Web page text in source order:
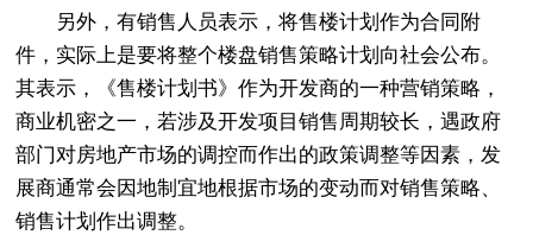
另外，有销售人员表示，将售楼计划作为合同附
件，实际上是要将整个楼盘销售策略计划向社会公布。
其表示，《售楼计划书》作为开发商的一种营销策略，
商业机密之一，若涉及开发项目销售周期较长，遇政府
部门对房地产市场的调控而作出的政策调整等因素，发
展商通常会因地制宜地根据市场的变动而对销售策略、
销售计划作出调整。